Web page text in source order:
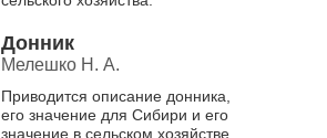
Донник
Мелешко Н. А.
Приводится описание донника,
его значение для Сибири и его
значение в сельском хозяйстве